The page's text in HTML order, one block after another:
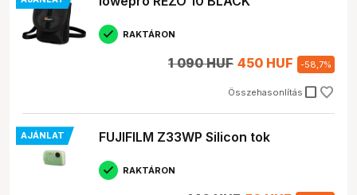
RAKTÁRON
Összehasonlítás check_box_outline_blank
1 090 HUF 450 HUF -58,7%
AJÁNLAT FUJIFILM Z33WP Silicon tok
RAKTÁRON